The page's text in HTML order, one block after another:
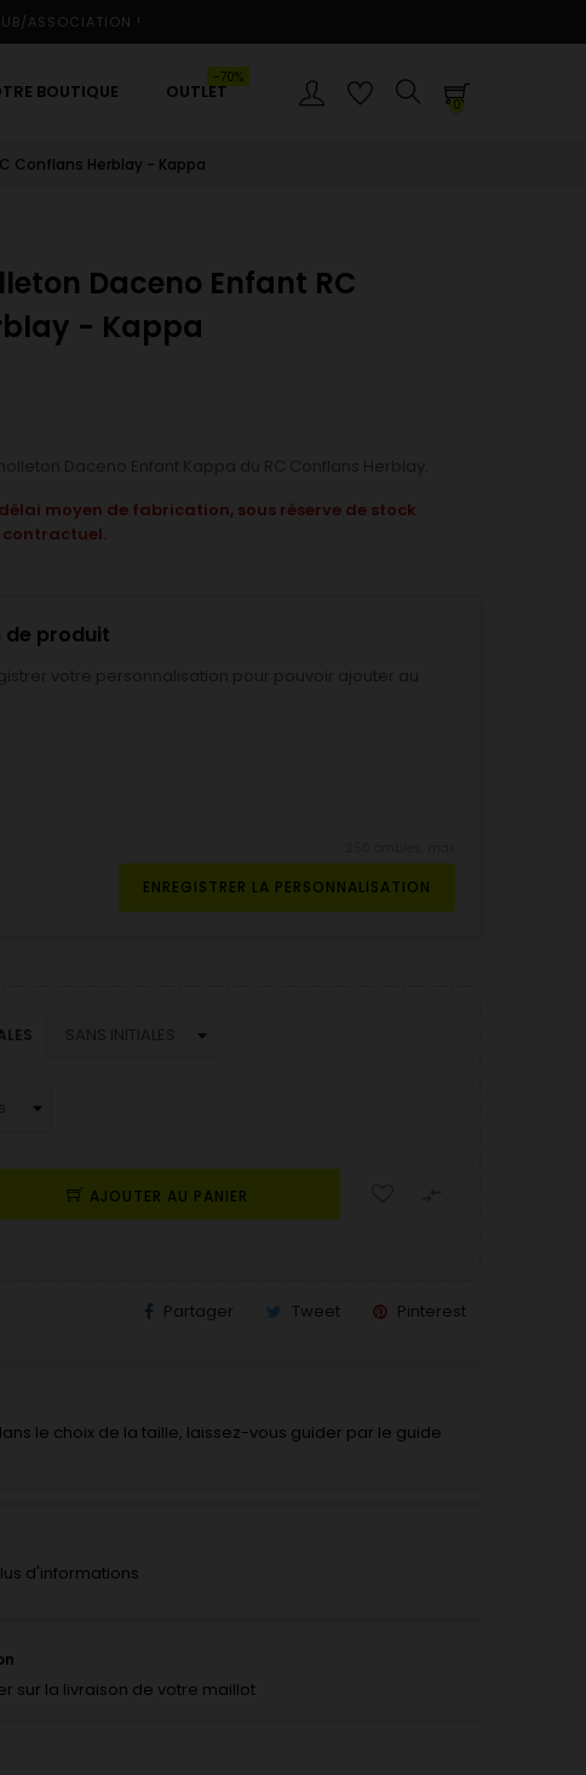
ASSOCIATION !
BOUTIQUE OUTLET
-70%
0
Conflans Herblay - Kappa
Daceno Enfant RC
- Kappa
moyen de fabrication, sous réserve de stock
contractuel.
de produit
ENREGISTRER LA PERSONNALISATION
AJOUTER AU PANIER
Partager Tweet Pinterest
le choix de la taille, laissez-vous guider par le guide
d'informations
sur la livraison de votre maillot